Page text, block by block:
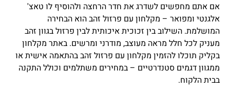
אם אתם מחפשים לשדרג את חדר הרחצה ולהוסיף לו טאצ'
אלגנטי ומפואר – מקלחון עם פרזול זהב הוא הבחירה
המושלמת. השילוב בין זכוכית איכותית לבין פרזול בגוון זהב
מעניק לכל חלל מראה מעוצב, מודרני ומרשים. באתר מקלחון
בקליק תוכלו להזמין מקלחון עם פרזול זהב בהתאמה אישית או
ממגוון דגמים סטנדרטיים – במחירים משתלמים וכולל התקנה
בבית הלקוח.